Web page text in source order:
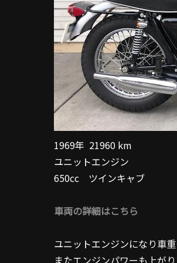
1969年 21960 km
ユニットエンジン
650cc ツインキャブ
車両の詳細はこちら
ユニットエンジンになり車
またエンジンパワーも上が